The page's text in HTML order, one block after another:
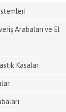
Arabaları ve El
Kasalar